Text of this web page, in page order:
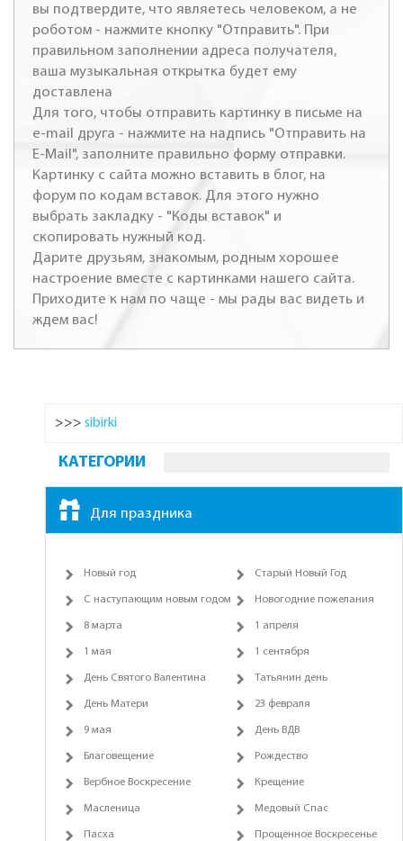
вы подтвердите, что являетесь человеком, а не
роботом - нажмите кнопку "Отправить". При
правильном заполнении адреса получателя,
ваша музыкальная открытка будет ему
доставлена
Для того, чтобы отправить картинку в письме на
e-mail друга - нажмите на надпись "Отправить на
E-Mail", заполните правильно форму отправки.
Картинку с сайта можно вставить в блог, на
форум по кодам вставок. Для этого нужно
выбрать закладку - "Коды вставок" и
скопировать нужный код.
Дарите друзьям, знакомым, родным хорошее
настроение вместе с картинками нашего сайта.
Приходите к нам по чаще - мы рады вас видеть и
ждем вас!
>>> sibirki
КАТЕГОРИИ
Для праздника
Новый год Старый Новый Год
С наступающим новым годом Новогодние пожелания
8 марта 1 апреля
1 мая 1 сентября
День Святого Валентина Татьянин день
День Матери 23 февраля
9 мая День ВДВ
Благовещение Рождество
Вербное Воскресение Крещение
Масленица Медовый Спас
Пасха Прощенное Воскресенье